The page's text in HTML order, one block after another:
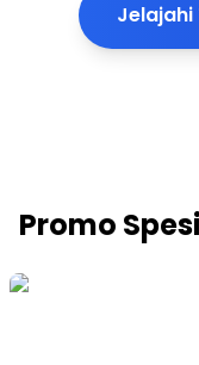
Jelajahi
Promo